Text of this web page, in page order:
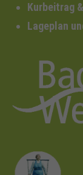
Kurbeitrag
Lageplan